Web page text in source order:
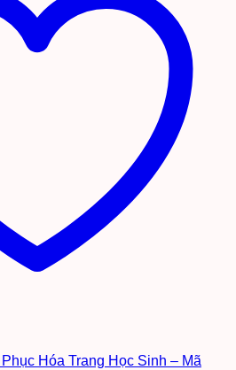
Hóa Trang Học Sinh – Mã